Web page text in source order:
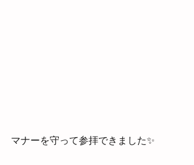
マナーを守って参拝できました✨